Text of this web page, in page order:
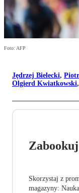
Foto: AFP
Jędrzej Bielecki,
Olgierd Kwiatkowski,
Skorzystaj z
magazyny: